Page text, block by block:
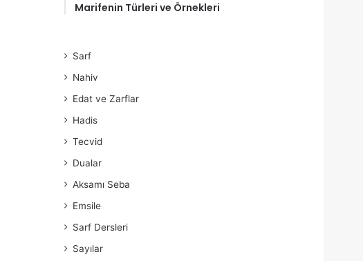
Marifenin Türleri ve Örnekleri
Sarf
Nahiv
Edat ve Zarflar
Hadis
Tecvid
Dualar
Aksamı Seba
Emsile
Sarf Dersleri
Sayılar